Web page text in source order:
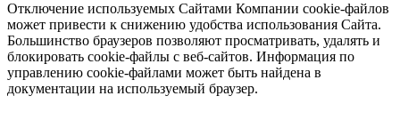
Отключение используемых Сайтами Компании cookie-файлов
может привести к снижению удобства использования Сайта.
Большинство браузеров позволяют просматривать, удалять и
блокировать cookie-файлы c веб-сайтов. Информация по
управлению cookie-файлами может быть найдена в
документации на используемый браузер.